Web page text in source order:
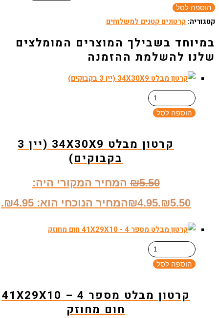
הוספה לסל
קטגוריה:קרטונים קטנים למשלוחים
הוספה לסל
קרטון מבלט 34X30X9 (יין 3
בקבוקים)
₪5.50
המחיר המקורי היה:
₪5.50.
₪4.95 המחיר הנוכחי הוא: ₪4.95.
הוספה לסל
קרטון מבלט מספר 4 – 41X29X10
חום מחוזק